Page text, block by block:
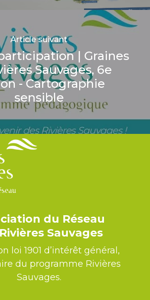
Article suivant
| Graines
Sauvages, 6e
- Cartographie
sensible
du Réseau
Sauvages
loi 1901 d’intérêt général,
du programme Rivières
Sauvages.